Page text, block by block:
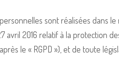
sont réalisées dans
avril 2016 relatif à la protection
le « RGPD »), et de toute